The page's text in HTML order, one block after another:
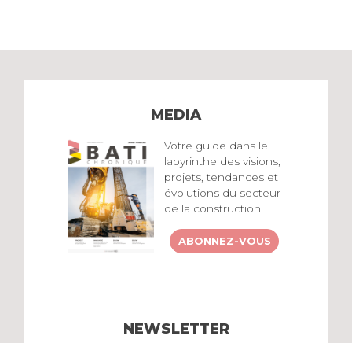
MEDIA
Votre guide dans le
labyrinthe des visions,
projets, tendances et
évolutions du secteur
de la construction
ABONNEZ-VOUS
NEWSLETTER